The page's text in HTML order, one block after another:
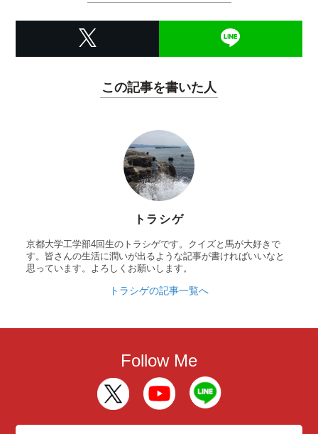
この記事を書いた人
トラシゲ
京都大学工学部4回生のトラシゲです。クイズと馬が大好きで
す。皆さんの生活に潤いが出るような記事が書ければいいなと
思っています。よろしくお願いします。
トラシゲの記事一覧へ
Follow Me